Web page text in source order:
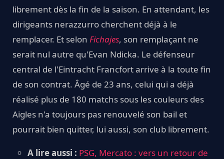
librement dès la fin de la saison. En attendant, les
dirigeants nerazzurro cherchent déjà à le
remplacer. Et selon Fichajes, son remplaçant ne
serait nul autre qu'Evan Ndicka. Le défenseur
central de l'Eintracht Francfort arrive à la toute fin
de son contrat. Âgé de 23 ans, celui qui a déjà
réalisé plus de 180 matchs sous les couleurs des
Aigles n'a toujours pas renouvelé son bail et
pourrait bien quitter, lui aussi, son club librement.
A lire aussi : PSG, Mercato : vers un retour de